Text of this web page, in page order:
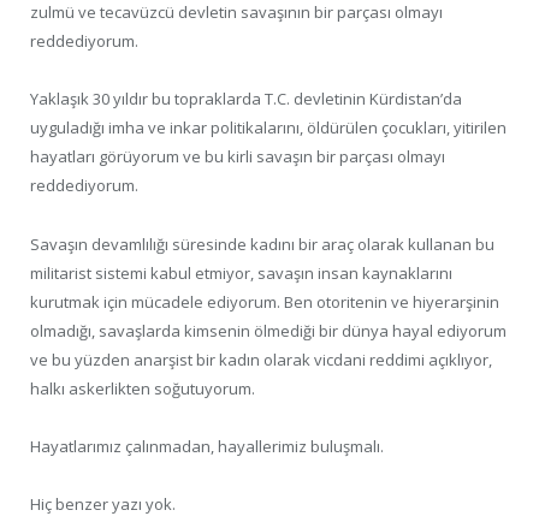
zulmü ve tecavüzcü devletin savaşının bir parçası olmayı
reddediyorum.
Yaklaşık 30 yıldır bu topraklarda T.C. devletinin Kürdistan’da
uyguladığı imha ve inkar politikalarını, öldürülen çocukları, yitirilen
hayatları görüyorum ve bu kirli savaşın bir parçası olmayı
reddediyorum.
Savaşın devamlılığı süresinde kadını bir araç olarak kullanan bu
militarist sistemi kabul etmiyor, savaşın insan kaynaklarını
kurutmak için mücadele ediyorum. Ben otoritenin ve hiyerarşinin
olmadığı, savaşlarda kimsenin ölmediği bir dünya hayal ediyorum
ve bu yüzden anarşist bir kadın olarak vicdani reddimi açıklıyor,
halkı askerlikten soğutuyorum.
Hayatlarımız çalınmadan, hayallerimiz buluşmalı.
Hiç benzer yazı yok.